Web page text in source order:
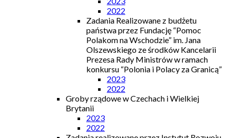
2022
Zadania Realizowane z budżetu
państwa przez Fundację “Pomoc
Polakom na Wschodzie” im. Jana
Olszewskiego ze środków Kancelarii
Prezesa Rady Ministrów w ramach
konkursu “Polonia i Polacy za Granicą”
2023
2022
Groby rządowe w Czechach i Wielkiej
Brytanii
2023
2022